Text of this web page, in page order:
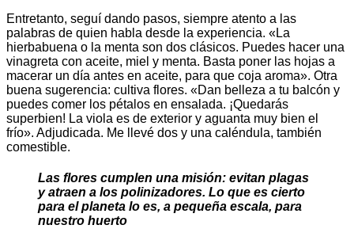
Entretanto, seguí dando pasos, siempre atento a las
palabras de quien habla desde la experiencia. «La
hierbabuena o la menta son dos clásicos. Puedes hacer una
vinagreta con aceite, miel y menta. Basta poner las hojas a
macerar un día antes en aceite, para que coja aroma». Otra
buena sugerencia: cultiva flores. «Dan belleza a tu balcón y
puedes comer los pétalos en ensalada. ¡Quedarás
superbien! La viola es de exterior y aguanta muy bien el
frío». Adjudicada. Me llevé dos y una caléndula, también
comestible.
Las flores cumplen una misión: evitan plagas
y atraen a los polinizadores. Lo que es cierto
para el planeta lo es, a pequeña escala, para
nuestro huerto